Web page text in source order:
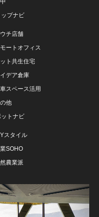
ップナビ
チ店舗
ートオフィス
ト共生住宅
デア倉庫
スペース活用
他
ットナビ
スタイル
SOHO
農業派